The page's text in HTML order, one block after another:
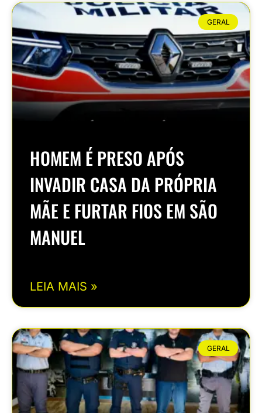
GERAL
HOMEM É PRESO APÓS
INVADIR CASA DA PRÓPRIA
MÃE E FURTAR FIOS EM SÃO
MANUEL
LEIA MAIS »
GERAL